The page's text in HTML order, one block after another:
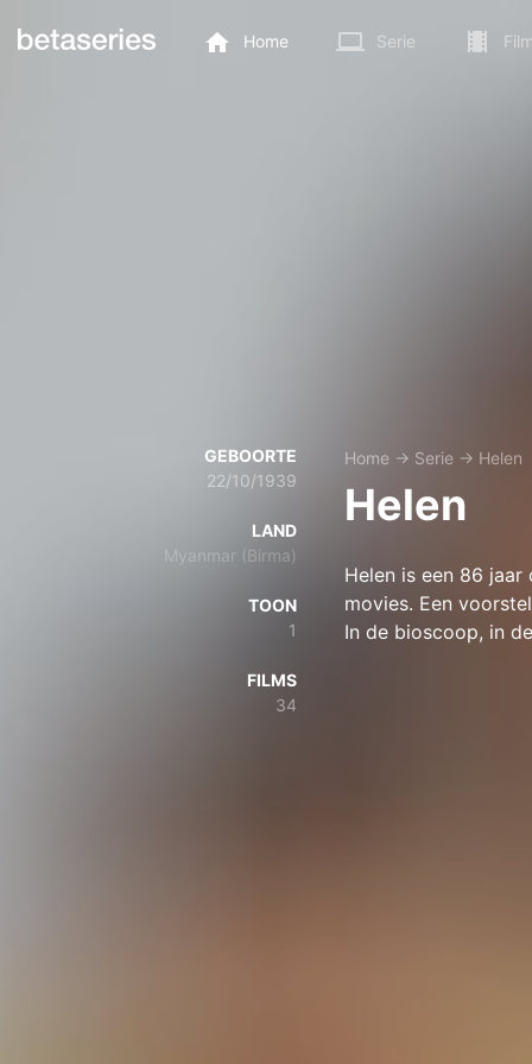
Home Serie
GEBOORTE
22/10/1939
LAND
Myanmar (Birma)
TOON
1
FILMS
34
Home → Serie → Helen
Helen
Helen is een 86
movies. Een
In de bioscoop, in